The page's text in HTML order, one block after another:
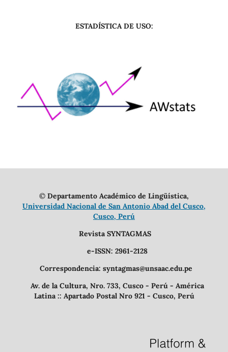
ESTADÍSTICA DE USO:
© Departamento Académico de Lingüística,
Universidad Nacional de San Antonio Abad del Cusco,
Cusco, Perú
Revista SYNTAGMAS
e-ISSN: 2961-2128
Correspondencia: syntagmas@unsaac.edu.pe
Av. de la Cultura, Nro. 733, Cusco - Perú - América
Latina :: Apartado Postal Nro 921 - Cusco, Perú